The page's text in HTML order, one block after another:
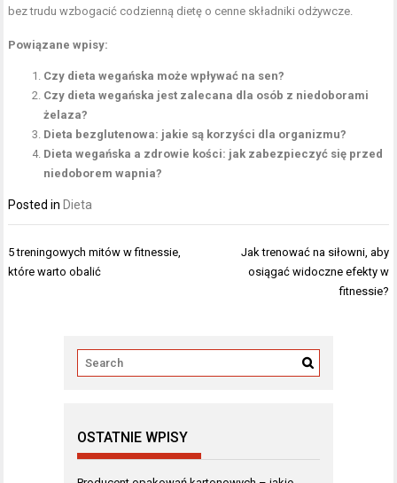
bez trudu wzbogacić codzienną dietę o cenne składniki odżywcze.
Powiązane wpisy:
Czy dieta wegańska może wpływać na sen?
Czy dieta wegańska jest zalecana dla osób z niedoborami
żelaza?
Dieta bezglutenowa: jakie są korzyści dla organizmu?
Dieta wegańska a zdrowie kości: jak zabezpieczyć się przed
niedoborem wapnia?
Posted in Dieta
Nawigacja
wpisu
5 treningowych mitów w fitnessie,
które warto obalić
Jak trenować na siłowni, aby
osiągać widoczne efekty w
fitnessie?
OSTATNIE WPISY